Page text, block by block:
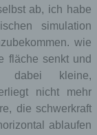
ab, ich habe
simulation
wie
fläche senkt und
dabei kleine,
nicht mehr
die schwerkraft
ablaufen